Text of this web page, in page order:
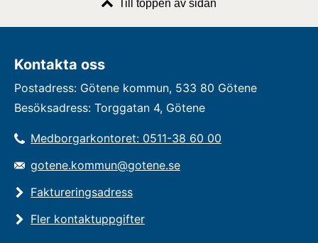
Till toppen av sidan
Kontakta oss
Postadress: Götene kommun, 533 80 Götene
Besöksadress: Torggatan 4, Götene
Medborgarkontoret: 0511-38 60 00
gotene.kommun@gotene.se
Faktureringsadress
Fler kontaktuppgifter